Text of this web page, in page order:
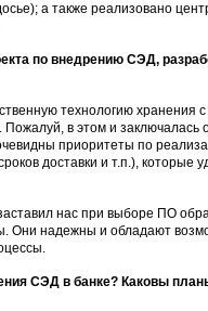
а также реализовано
по внедрению СЭД,
технологию хранения
в этом и заключалась
приоритеты по
доставки и т.п.), которые
нас при выборе ПО
надежны и обладают
СЭД в банке? Каковы